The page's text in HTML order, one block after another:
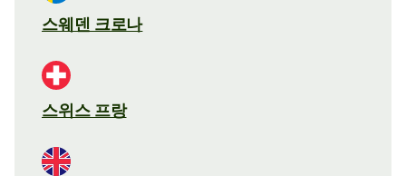
스웨덴 크로나
스위스 프랑